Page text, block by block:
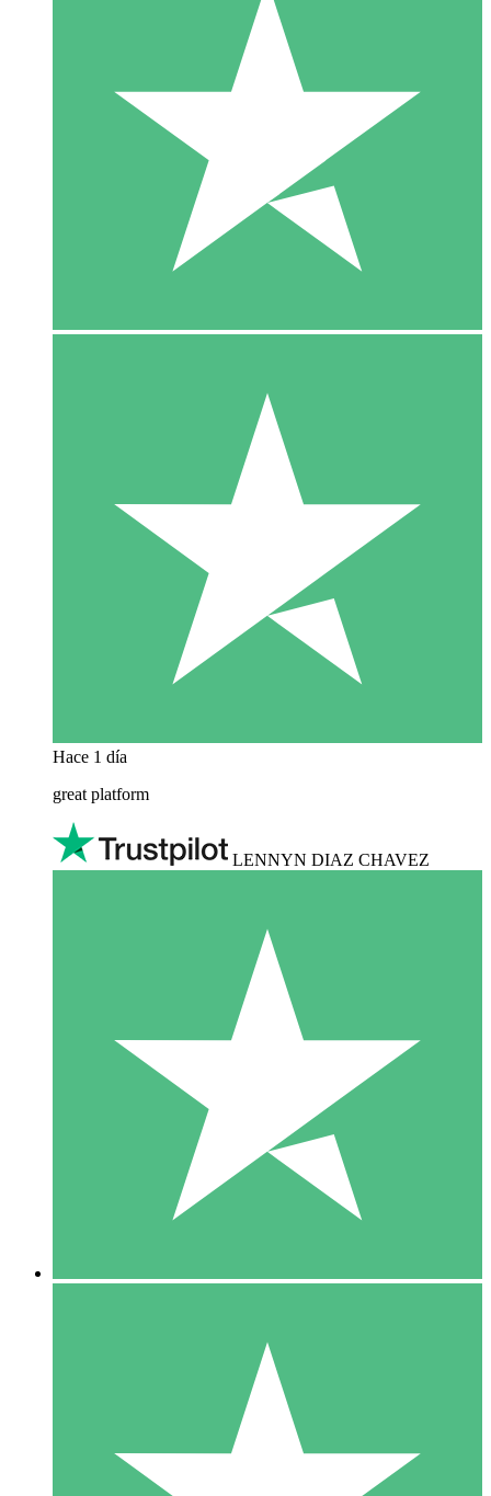
Hace 1 día
great platform
LENNYN DIAZ CHAVEZ